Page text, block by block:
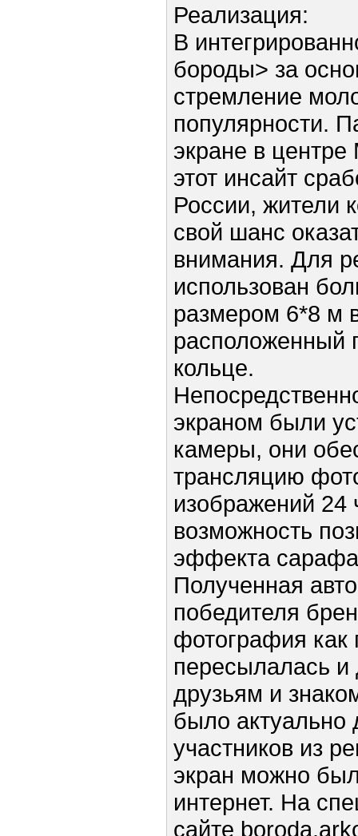
Реализация:
В
бороды> за
стремление
популярности.
экране в
этот инсайт
России, жители
свой шанс
внимания. Для
использован
размером 6*8 м
расположенный
кольце.
экраном были
камеры, они
трансляцию
изображений 24
возможность
эффекта
Полученная
победителя
фотография как
пересылалась и
друзьям и
было актуально
участников из
экран можно
интернет. На
сайте